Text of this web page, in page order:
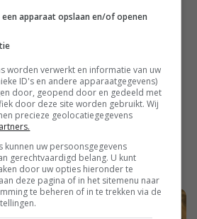
apparaat opslaan en/of openen
worden verwerkt en informatie van uw
ID's en andere apparaatgegevens)
door, geopend door en gedeeld met
door deze site worden gebruikt. Wij
precieze geolocatiegegevens
kunnen uw persoonsgegevens
gerechtvaardigd belang. U kunt
door uw opties hieronder te
deze pagina of in het sitemenu naar
te beheren of in te trekken via de